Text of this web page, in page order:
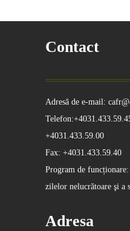
Contact
Adresă de e-mail:
+4031.433.59.00
Fax: +4031.433.59.40
Program de
zilelor nelucrătoare şi a
Adresa